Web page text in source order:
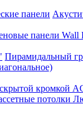
панели
панели Wall
Пирамидальный
кромкой
потолки